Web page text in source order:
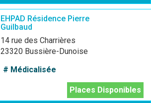
EHPAD Résidence Pierre
Guilbaud
14 rue des Charrières
23320 Bussière-Dunoise
# Médicalisée
Places Disponibles